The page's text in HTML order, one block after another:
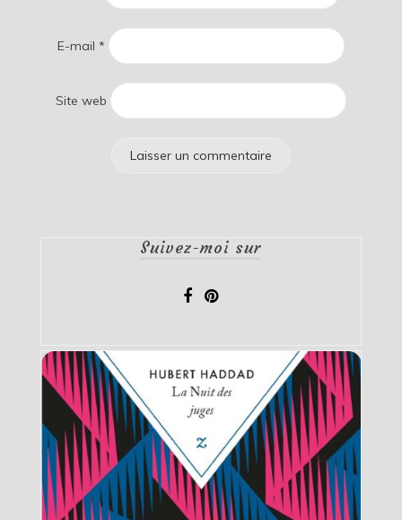
E-mail *
Site web
Suivez-moi sur